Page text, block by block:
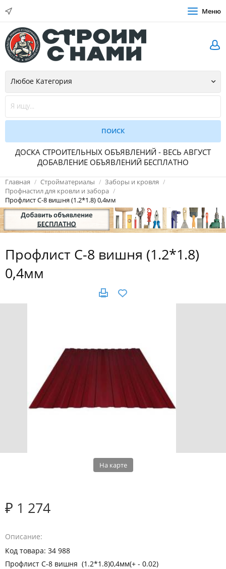
Меню
ДОСКА СТРОИТЕЛЬНЫХ ОБЪЯВЛЕНИЙ - ВЕСЬ АВГУСТ
ДОБАВЛЕНИЕ ОБЪЯВЛЕНИЙ БЕСПЛАТНО
Главная Стройматериалы
Заборы и кровля
Профнастил для кровли и забора
Профлист С-8 вишня (1.2*1.8) 0,4мм
Профлист С-8 вишня (1.2*1.8)
0,4мм
На карте
₽ 1 274
Описание
Код товара: 34 988
Профлист С-8 вишня (1.2*1.8)0,4мм(+ - 0.02)